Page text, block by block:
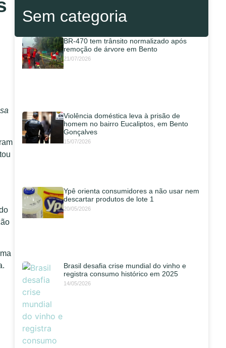
Sem categoria
BR-470 tem trânsito normalizado após
remoção de árvore em Bento
21/07/2026
Violência doméstica leva à prisão de
homem no bairro Eucaliptos, em Bento
Gonçalves
15/07/2026
Ypê orienta consumidores a não usar nem
descartar produtos de lote 1
20/05/2026
Brasil desafia crise mundial do vinho e
registra consumo histórico em 2025
14/05/2026